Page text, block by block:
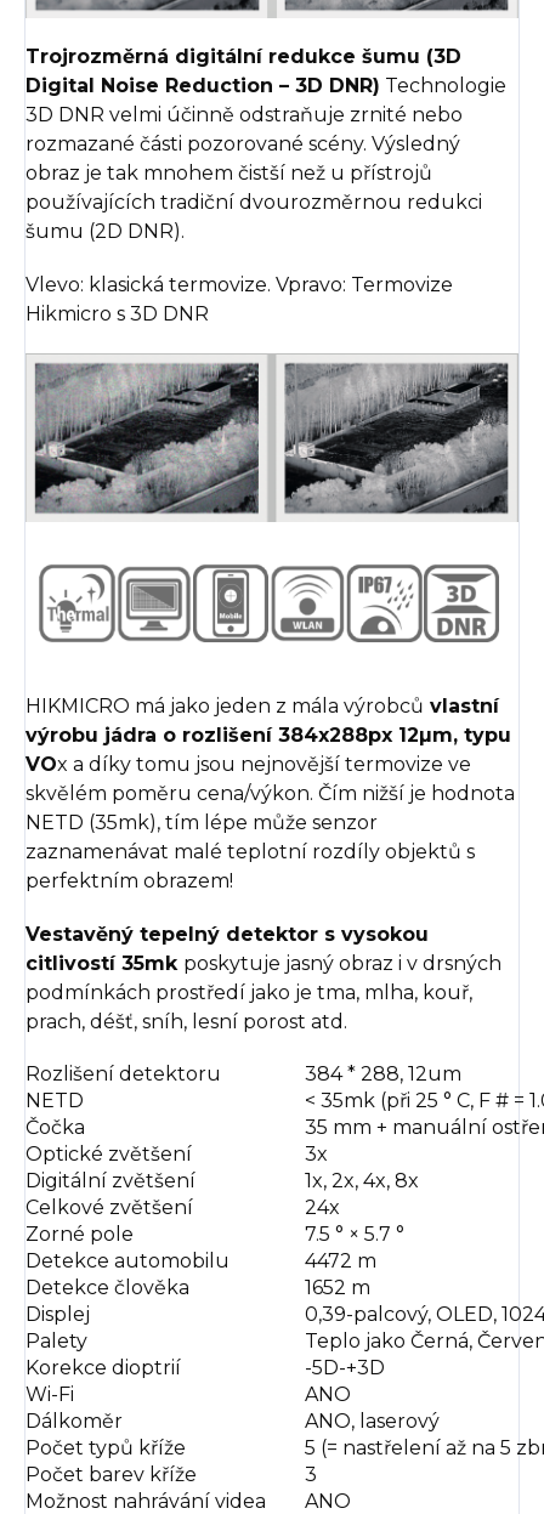
Trojrozměrná digitální redukce šumu (3D
Digital Noise Reduction – 3D DNR) Technologie
3D DNR velmi účinně odstraňuje zrnité nebo
rozmazané části pozorované scény. Výsledný
obraz je tak mnohem čistší než u přístrojů
používajících tradiční dvourozměrnou redukci
šumu (2D DNR).
Vlevo: klasická termovize. Vpravo: Termovize
Hikmicro s 3D DNR
HIKMICRO má jako jeden z mála výrobců vlastní
výrobu jádra o rozlišení 384x288px 12µm, typu
VOx a díky tomu jsou nejnovější termovize ve
skvělém poměru cena/výkon. Čím nižší je hodnota
NETD (35mk), tím lépe může senzor
zaznamenávat malé teplotní rozdíly objektů s
perfektním obrazem!
Vestavěný tepelný detektor s vysokou
citlivostí 35mk poskytuje jasný obraz i v drsných
podmínkách prostředí jako je tma, mlha, kouř,
prach, déšť, sníh, lesní porost atd.
Rozlišení detektoru
384 * 288, 12um
NETD
< 35mk (při 25 ° C, F # =
Čočka
35 mm + manuální
Optické zvětšení
3x
Digitální zvětšení
1x, 2x, 4x, 8x
Celkové zvětšení
24x
Zorné pole
7.5 ° × 5.7 °
Detekce automobilu
4472 m
Detekce člověka
1652 m
Displej
0,39-palcový, OLED,
Palety
Teplo jako Černá,
Korekce dioptrií
-5D-+3D
Wi-Fi
ANO
Dálkoměr
ANO, laserový
Počet typů kříže
5 (= nastřelení až na 5
Počet barev kříže
3
Možnost nahrávání videa
ANO